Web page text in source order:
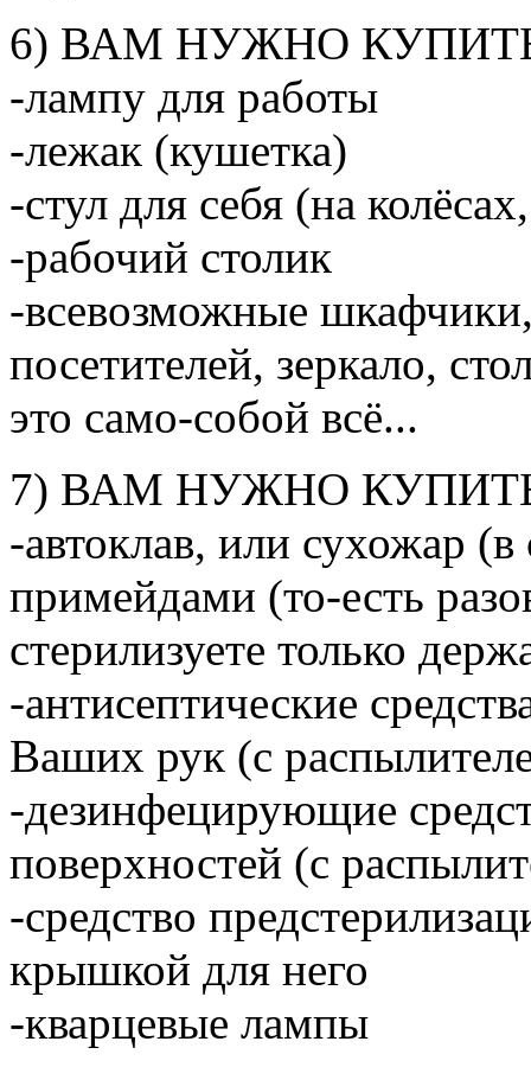
6) ВАМ НУЖНО
-лампу для работы
-лежак (кушетка)
-стул для себя (на
-рабочий столик
-всевозможные
посетителей, зеркало,
это само-собой всё...
7) ВАМ НУЖНО
-автоклав, или сухожар
примейдами (то-есть
стерилизуете только
-антисептические
Ваших рук (с
-дезинфецирующие
поверхностей (с
-средство
крышкой для него
-кварцевые лампы